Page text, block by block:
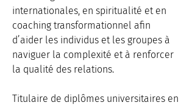
internationales, en spiritualité et en
coaching transformationnel afin
d’aider les individus et les groupes à
naviguer la complexité et à renforcer
la qualité des relations.
Titulaire de diplômes universitaires en